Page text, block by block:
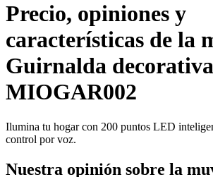
Precio, opiniones y
características de la
Guirnalda decorativa
MIOGAR002
Ilumina tu hogar con 200 puntos LED
control por voz.
Nuestra opinión sobre la